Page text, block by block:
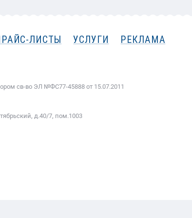
ЛИСТЫ УСЛУГИ
РЕКЛАМА
cв-во ЭЛ №ФС77-45888 от 15.07.2011
д.40/7, пом.1003